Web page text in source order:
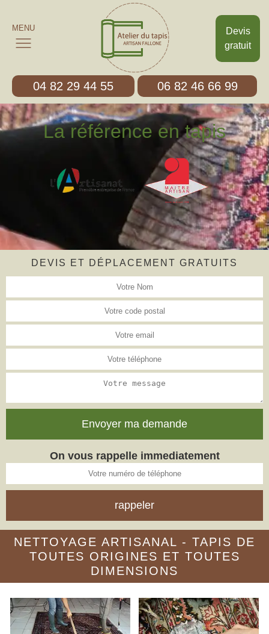
Devis
gratuit
MENU
04 82 29 44 55 06 82 46 66 99
La référence en tapis
DEVIS ET DÉPLACEMENT GRATUITS
On vous rappelle immediatement
NETTOYAGE ARTISANAL - TAPIS DE
TOUTES ORIGINES ET TOUTES
DIMENSIONS